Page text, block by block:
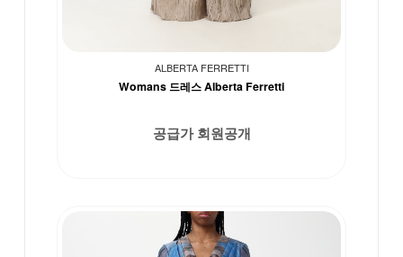
ALBERTA FERRETTI
Womans 드레스 Alberta Ferretti
공급가 회원공개